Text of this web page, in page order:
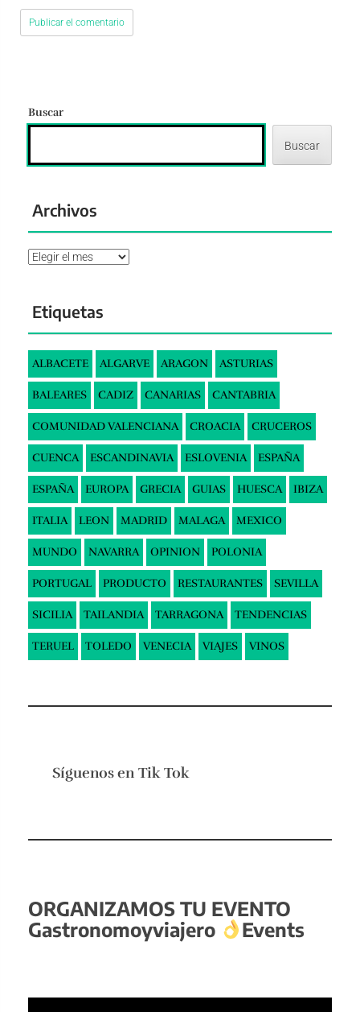
Buscar
Buscar
Archivos
Archivos
Etiquetas
ALBACETE ALGARVE ARAGON ASTURIAS
BALEARES CADIZ CANARIAS CANTABRIA
COMUNIDAD VALENCIANA CROACIA CRUCEROS
CUENCA ESCANDINAVIA ESLOVENIA ESPAÑA
ESPAÑA EUROPA GRECIA GUIAS HUESCA IBIZA
ITALIA LEON MADRID MALAGA MEXICO
MUNDO NAVARRA OPINION POLONIA
PORTUGAL PRODUCTO RESTAURANTES SEVILLA
SICILIA TAILANDIA TARRAGONA TENDENCIAS
TERUEL TOLEDO VENECIA VIAJES VINOS
Síguenos en Tik Tok
ORGANIZAMOS TU EVENTO
Gastronomoyviajero
Events